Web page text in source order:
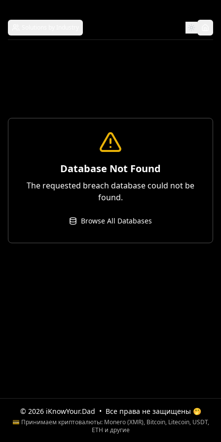
Database Not Found
The requested breach database could not be
found.
Browse All Databases
© 2026 iKnowYour.Dad • Все права не защищены 🤭
💳 Принимаем криптовалюты: Monero (XMR), Bitcoin, Litecoin, USDT,
ETH и другие